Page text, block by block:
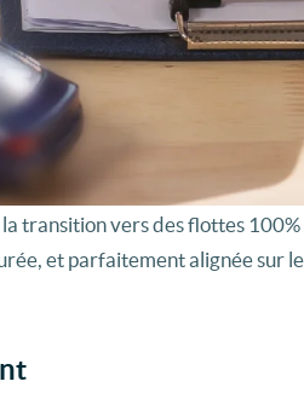
transition vers des flottes
et parfaitement alignée sur